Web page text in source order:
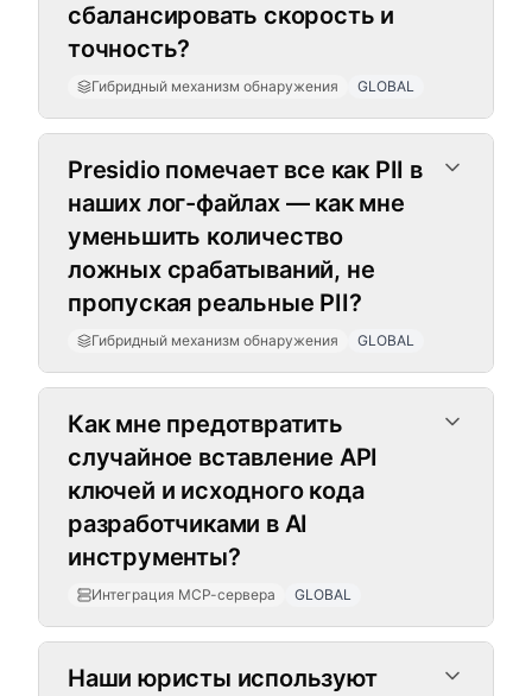
сбалансировать скорость и
точность?
Гибридный механизм обнаружения GLOBAL
Presidio помечает все как PII в
наших лог-файлах — как мне
уменьшить количество
ложных срабатываний, не
пропуская реальные PII?
Гибридный механизм обнаружения GLOBAL
Интеграция MCP-сервера
Как мне предотвратить
случайное вставление API
ключей и исходного кода
разработчиками в AI
инструменты?
Интеграция MCP-сервера GLOBAL
Наши юристы используют